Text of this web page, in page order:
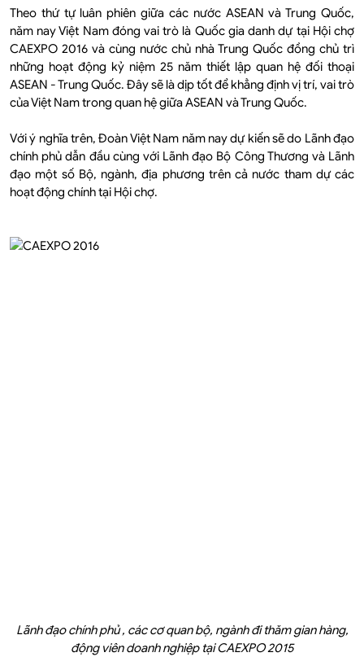
Theo thứ tự luân phiên giữa các nước ASEAN và Trung Quốc,
năm nay Việt Nam đóng vai trò là Quốc gia danh dự tại Hội chợ
CAEXPO 2016 và cùng nước chủ nhà Trung Quốc đồng chủ trì
những hoạt động kỷ niệm 25 năm thiết lập quan hệ đối thoại
ASEAN - Trung Quốc. Đây sẽ là dịp tốt để khẳng định vị trí, vai trò
của Việt Nam trong quan hệ giữa ASEAN và Trung Quốc.
Với ý nghĩa trên, Đoàn Việt Nam năm nay dự kiến sẽ do Lãnh đạo
chính phủ dẫn đầu cùng với Lãnh đạo Bộ Công Thương và Lãnh
đạo một số Bộ, ngành, địa phương trên cả nước tham dự các
hoạt động chính tại Hội chợ.
Lãnh đạo chính phủ , các cơ quan bộ, ngành đi thăm gian hàng,
động viên doanh nghiệp tại CAEXPO 2015